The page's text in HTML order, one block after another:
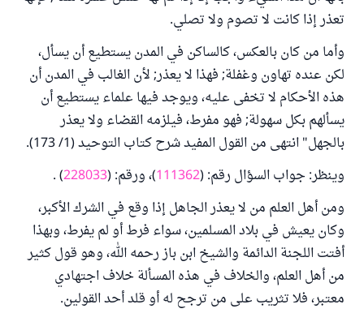
تعذر إذا كانت لا تصوم ولا تصلي.
وأما من كان بالعكس، كالساكن في المدن يستطيع أن يسأل،
لكن عنده تهاون وغفلة; فهذا لا يعذر; لأن الغالب في المدن أن
هذه الأحكام لا تخفى عليه، ويوجد فيها علماء يستطيع أن
يسألهم بكل سهولة; فهو مفرط، فيلزمه القضاء ولا يعذر
بالجهل" انتهى من القول المفيد شرح كتاب التوحيد (1/ 173).
وينظر: جواب السؤال رقم: (111362)، ورقم: (228033
) .
ومن أهل العلم من لا يعذر الجاهل إذا وقع في الشرك الأكبر،
وكان يعيش في بلاد المسلمين، سواء فرط أو لم يفرط، وبهذا
أفتت اللجنة الدائمة والشيخ ابن باز رحمه الله، وهو قول كثير
من أهل العلم، والخلاف في هذه المسألة خلاف اجتهادي
معتبر، فلا تثريب على من ترجح له أو قلد أحد القولين.